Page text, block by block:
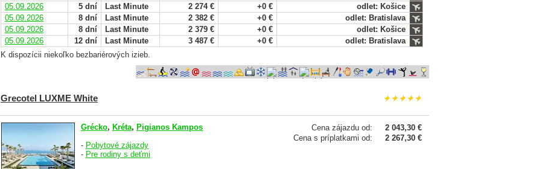
05.09.2026
5 dní Last Minute 2 274 € +0 €
odlet: Košice
05.09.2026
8 dní Last Minute 2 382 € +0 €
odlet: Bratislava
05.09.2026
8 dní Last Minute 2 379 € +0 €
odlet: Košice
05.09.2026
12 dní Last Minute 3 487 € +0 €
odlet: Bratislava
K dispozícii niekoľko bezbariérových izieb.
Grecotel LUXME White
Cena zájazdu od:
2 043,30 €
Cena s príplatkami od:
2 267,30 €
Grécko, Kréta, Pigianos Kampos
- Pobytové zájazdy
- Pre rodiny s deťmi